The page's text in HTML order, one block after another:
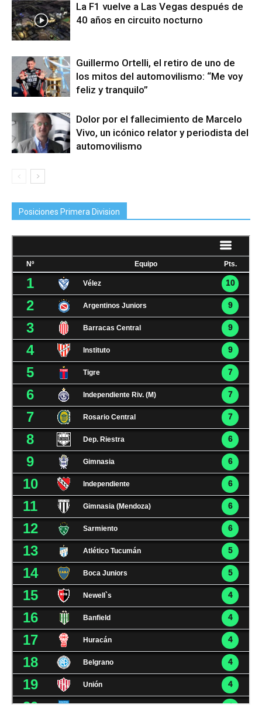
La F1 vuelve a Las Vegas después de
40 años en circuito nocturno
Guillermo Ortelli, el retiro de uno de
los mitos del automovilismo: “Me voy
feliz y tranquilo”
Dolor por el fallecimiento de Marcelo
Vivo, un icónico relator y periodista del
automovilismo
Posiciones Primera Division